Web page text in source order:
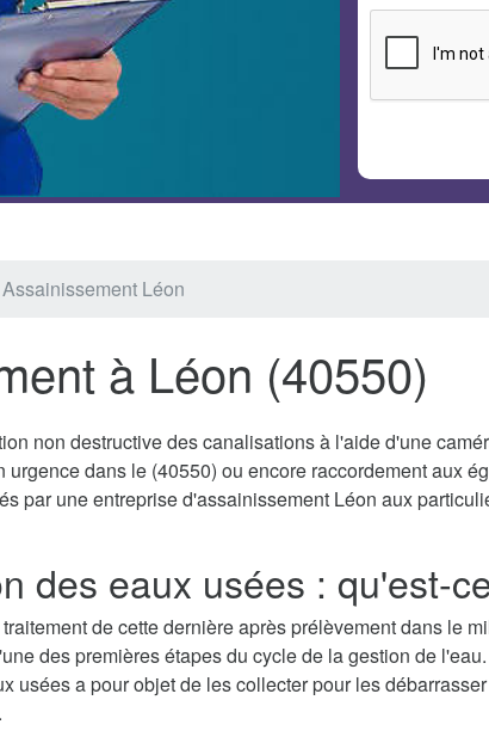
Assainissement Léon
à Léon (40550)
non destructive des canalisations à l'aide d'une
dans le (40550) ou encore raccordement aux
par une entreprise d'assainissement Léon aux
des eaux usées : qu'est-
de cette dernière après prélèvement dans le
des premières étapes du cycle de la gestion de
usées a pour objet de les collecter pour les